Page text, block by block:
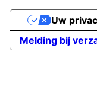
Melding bij
Uw